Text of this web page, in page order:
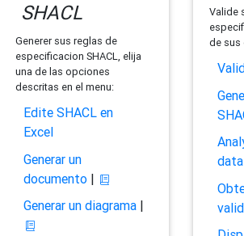
SHACL
Generer sus reglas de
especificacion SHACL, elija
una de las opciones
descritas en el menu:
Edite SHACL en
Excel
Generar un
documento|
Generar un diagrama|
Valide
de sus